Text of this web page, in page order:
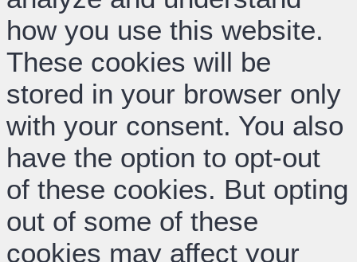
how you use this website.
These cookies will be
stored in your browser only
with your consent. You also
have the option to opt-out
of these cookies. But opting
out of some of these
cookies may affect your